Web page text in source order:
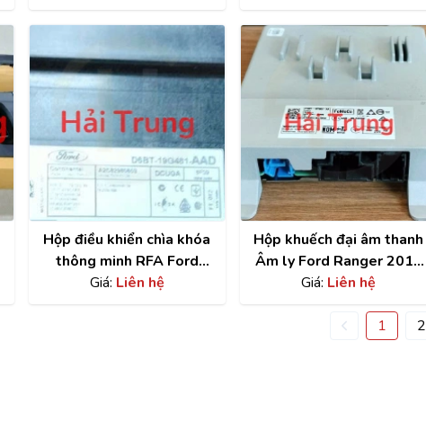
Hộp điều khiển chìa khóa
thông minh RFA Ford
Fiesta D6BT-19G481-
Giá: Liên hệ
Hộp khuếch đại âm thanh
Âm ly Ford Ranger 2019
P1WT-18T806-AA
Giá: Liên hệ
1 2